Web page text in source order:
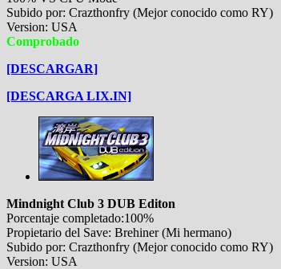
Subido por: Crazthonfry (Mejor conocido como RY)
Version: USA
Comprobado
[DESCARGAR]
[DESCARGA LIX.IN]
Mindnight Club 3 DUB Editon
Porcentaje completado:100%
Propietario del Save: Brehiner (Mi hermano)
Subido por: Crazthonfry (Mejor conocido como RY)
Version: USA